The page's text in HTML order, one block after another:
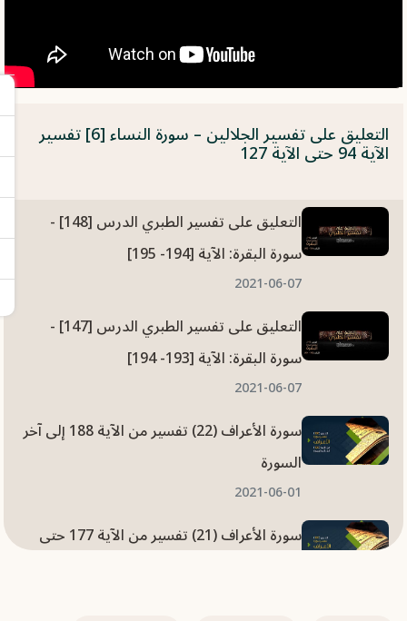
التعليق على تفسير الجلالين – سورة النساء [6] تفسير
الآية 94 حتى الآية 127
التعليق على تفسير الطبري الدرس [148] -
سورة البقرة: الآية [194- 195]
2021-06-07
التعليق على تفسير الطبري الدرس [147] -
سورة البقرة: الآية [193- 194]
2021-06-07
سورة الأعراف (22) تفسير من الآية 188 إلى آخر
السورة
2021-06-01
سورة الأعراف (21) تفسير من الآية 177 حتى